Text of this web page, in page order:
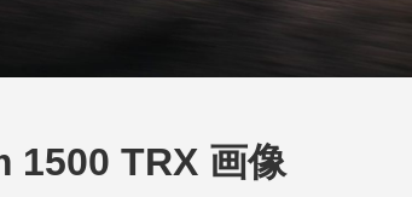
TRX 画像